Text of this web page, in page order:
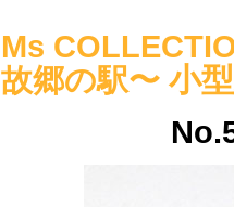
Ms
故郷の駅〜 小